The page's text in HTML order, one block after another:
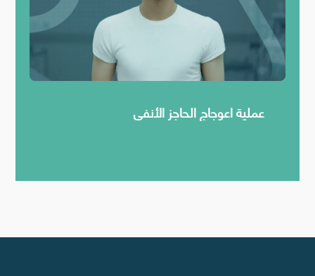
عملية اعوجاج الحاجز الأنفي